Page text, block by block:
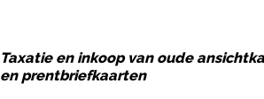
Taxatie en inkoop van oude
en prentbriefkaarten